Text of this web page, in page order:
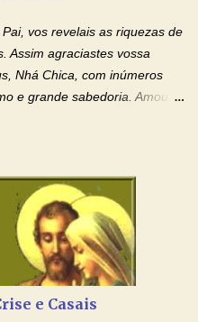
de cura física e
de tuas Mãos
Eu reconheço,
da infinidade dos meus ...
vos revelais as riquezas de
Assim agraciastes vossa
Nhá Chica, com inúmeros
e grande sabedoria. Amou a
unidade do Espírito Santo.
para obter os favores
Serva de Deus Nhá Chica)
ou intercalados) Nhá Chica,
a Bondade Divina e as
o meu pedido urgente (Fazer
e Casais